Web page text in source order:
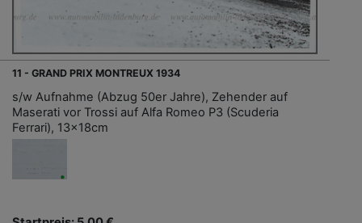
11 - GRAND PRIX MONTREUX 1934
s/w Aufnahme (Abzug 50er Jahre), Zehender auf
Maserati vor Trossi auf Alfa Romeo P3 (Scuderia
Ferrari), 13x18cm